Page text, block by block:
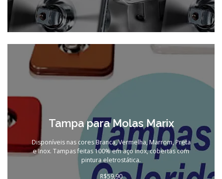
Tampa para Molas Marix
Disponíveis nas cores Branca, Vermelha, Marrom, Preta
e Inox. Tampas feitas 100% em aço inox, cobertas com
pintura eletrostática.
R$59,90